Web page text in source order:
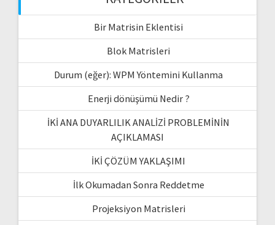
Bir Matrisin Eklentisi
Blok Matrisleri
Durum (eğer): WPM Yöntemini Kullanma
Enerji dönüşümü Nedir ?
İKİ ANA DUYARLILIK ANALİZİ PROBLEMİNİN
AÇIKLAMASI
İKİ ÇÖZÜM YAKLAŞIMI
İlk Okumadan Sonra Reddetme
Projeksiyon Matrisleri